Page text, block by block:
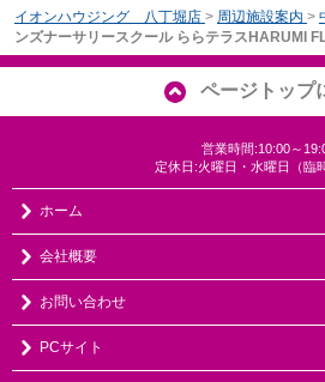
イオンハウジング 八丁堀店 > 周辺施設案内 >
ンズナーサリースクール ららテラスHARUMI
ページトップ
営業時間:10:00～
定休日:火曜日・水曜日（臨
ホーム
会社概要
お問い合わせ
PCサイト